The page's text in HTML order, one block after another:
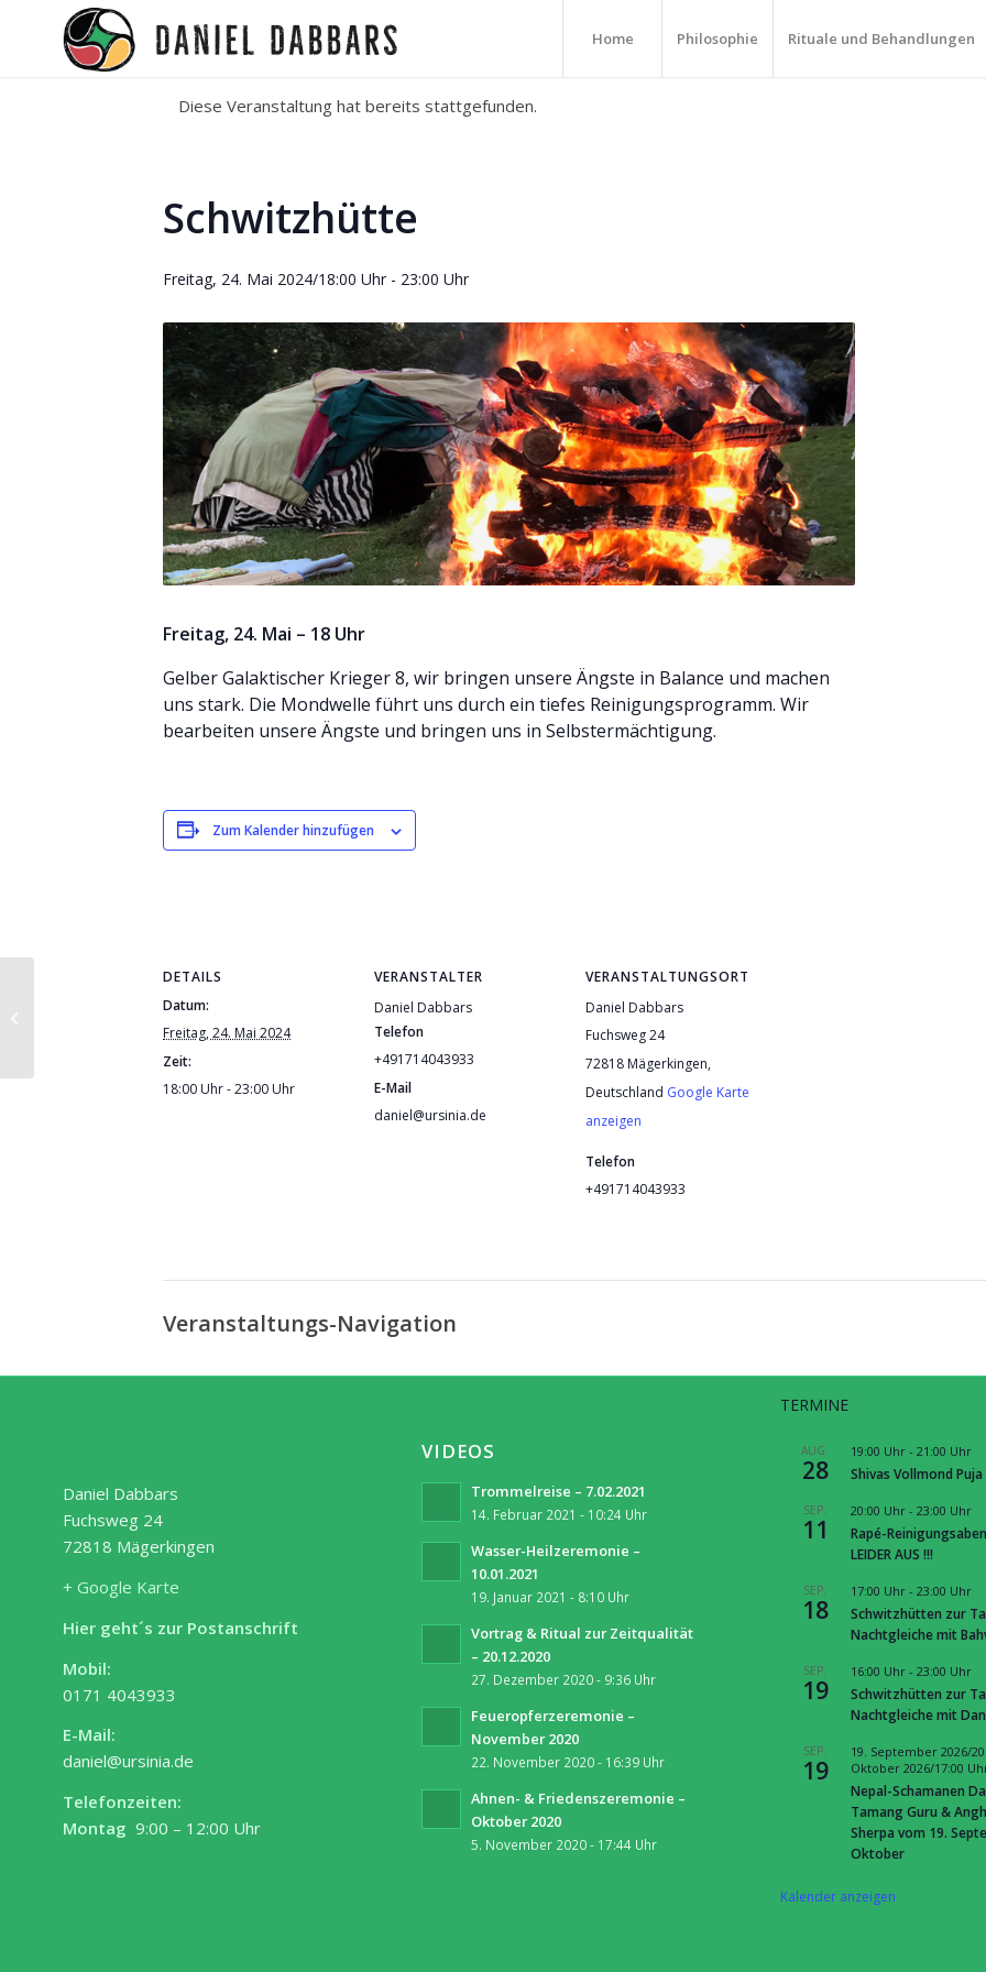
Home Philosophie Rituale und Behandlungen
Diese Veranstaltung hat bereits stattgefunden.
Schwitzhütte
Freitag, 24. Mai 2024/18:00 Uhr - 23:00 Uhr
Freitag, 24. Mai – 18 Uhr
Gelber Galaktischer Krieger 8, wir bringen unsere Ängste in Balance und machen
uns stark. Die Mondwelle führt uns durch ein tiefes Reinigungsprogramm. Wir
bearbeiten unsere Ängste und bringen uns in Selbstermächtigung.
Zum Kalender hinzufügen
DETAILS
Datum:
Freitag, 24. Mai 2024
Zeit:
18:00 Uhr - 23:00 Uhr
VERANSTALTER
Daniel Dabbars
Telefon
+491714043933
E-Mail
daniel@ursinia.de
VERANSTALTUNGSORT
Daniel Dabbars
Fuchsweg 24
72818 Mägerkingen,
Deutschland Google Karte
anzeigen
Telefon
+491714043933
Veranstaltungs-Navigation
Daniel Dabbars
Fuchsweg 24
72818 Mägerkingen
+ Google Karte
Hier geht´s zur Postanschrift
Mobil:
0171 4043933
E-Mail:
daniel@ursinia.de
Telefonzeiten:
Montag 9:00 – 12:00 Uhr
VIDEOS
Trommelreise – 7.02.2021
14. Februar 2021 - 10:24 Uhr
Wasser-Heilzeremonie –
10.01.2021
19. Januar 2021 - 8:10 Uhr
Vortrag & Ritual zur Zeitqualität
– 20.12.2020
27. Dezember 2020 - 9:36 Uhr
Feueropferzeremonie –
November 2020
22. November 2020 - 16:39 Uhr
Ahnen- & Friedenszeremonie –
Oktober 2020
5. November 2020 - 17:44 Uhr
TERMINE
AUG.
28
19:00 Uhr- 21:00 Uhr
Shivas Vollmond Puja
SEP.
11
20:00 Uhr- 23:00 Uhr
Rapé-
LEIDER AUS !!!
SEP.
18
17:00 Uhr- 23:00 Uhr
Schwitzhütten zur
Nachtgleiche mit
SEP.
19
16:00 Uhr- 23:00 Uhr
Schwitzhütten zur
Nachtgleiche mit
SEP.
19
19. September 2026/
Oktober 2026/17:00
Nepal-Schamanen
Tamang Guru &
Sherpa vom 19.
Oktober
Kalender anzeigen